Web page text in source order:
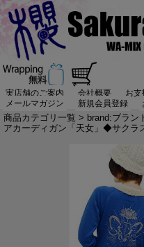
実店舗のご案内 会社概要 お支
メールマガジン
新規会員登録
商品カテゴリ一覧 > brand:ブラン
アカーディガン「天女」◆サクラ